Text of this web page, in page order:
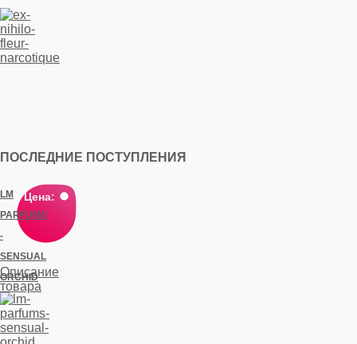
Цена:
Описание
товара
ПОСЛЕДНИЕ ПОСТУПЛЕНИЯ
LM
PARFUMS
-
SENSUAL
ORCHID